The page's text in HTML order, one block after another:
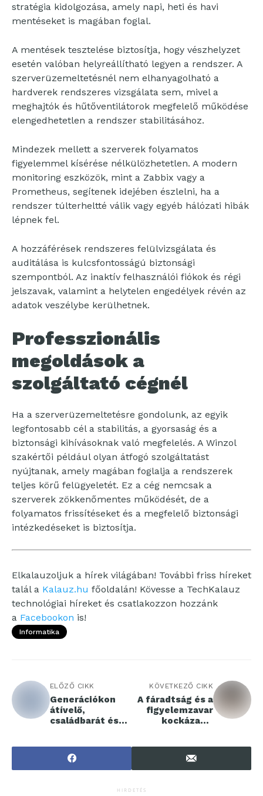
stratégia kidolgozása, amely napi, heti és havi
mentéseket is magában foglal.
A mentések tesztelése biztosítja, hogy vészhelyzet
esetén valóban helyreállítható legyen a rendszer. A
szerverüzemeltetésnél nem elhanyagolható a
hardverek rendszeres vizsgálata sem, mivel a
meghajtók és hűtőventilátorok megfelelő működése
elengedhetetlen a rendszer stabilitásához.
Mindezek mellett a szerverek folyamatos
figyelemmel kísérése nélkülözhetetlen. A modern
monitoring eszközök, mint a Zabbix vagy a
Prometheus, segítenek idejében észlelni, ha a
rendszer túlterheltté válik vagy egyéb hálózati hibák
lépnek fel.
A hozzáférések rendszeres felülvizsgálata és
auditálása is kulcsfontosságú biztonsági
szempontból. Az inaktív felhasználói fiókok és régi
jelszavak, valamint a helytelen engedélyek révén az
adatok veszélybe kerülhetnek.
Professzionális
megoldások a
szolgáltató cégnél
Ha a szerverüzemeltetésre gondolunk, az egyik
legfontosabb cél a stabilitás, a gyorsaság és a
biztonsági kihívásoknak való megfelelés. A Winzol
szakértői például olyan átfogó szolgáltatást
nyújtanak, amely magában foglalja a rendszerek
teljes körű felügyeletét. Ez a cég nemcsak a
szerverek zökkenőmentes működését, de a
folyamatos frissítéseket és a megfelelő biztonsági
intézkedéseket is biztosítja.
Elkalauzoljuk a hírek világában! További friss híreket
talál a Kalauz.hu főoldalán! Kövesse a TechKalauz
technológiai híreket és csatlakozzon hozzánk
a Facebookon is!
Informatika
ELŐZŐ CIKK
Generációkon
átívelő,
családbarát és
Lufthansa
Systems
Hungária
KÖVETKEZŐ CIKK
A fáradtság és a
figyelemzavar
kockázata:
HIRDETÉS